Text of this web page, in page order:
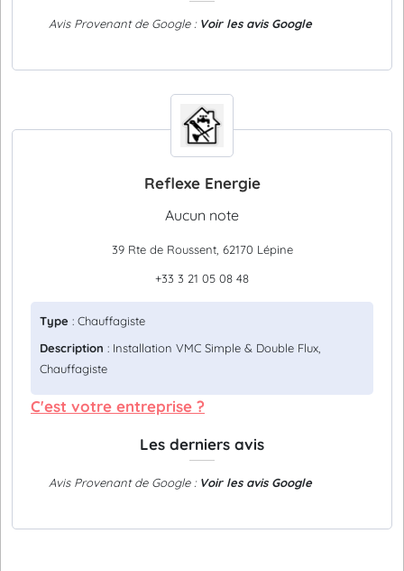
Avis Provenant de Google : Voir les avis Google
Reflexe Energie
Aucun note
39 Rte de Roussent, 62170 Lépine
+33 3 21 05 08 48
Type : Chauffagiste
Description : Installation VMC Simple & Double Flux,
Chauffagiste
C'est votre entreprise ?
Les derniers avis
Avis Provenant de Google : Voir les avis Google